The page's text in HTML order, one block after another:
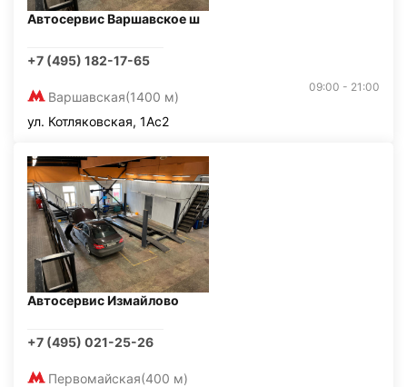
Автосервис Варшавское ш
+7 (495) 182-17-65
Варшавская(1400 м)
09:00 - 21:00
ул. Котляковская, 1Ас2
Автосервис Измайлово
+7 (495) 021-25-26
Первомайская(400 м)